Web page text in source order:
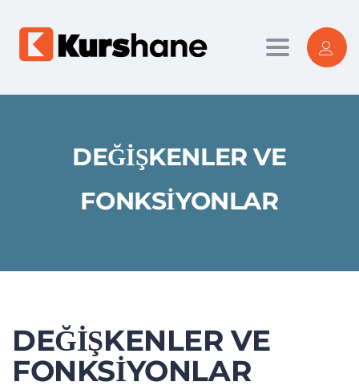
Toggle
DEĞIŞKENLER VE
FONKSIYONLAR
DEĞIŞKENLER VE
FONKSIYONLAR